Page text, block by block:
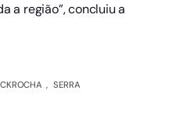
a região”, concluiu a
, SERRA